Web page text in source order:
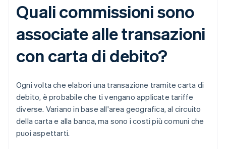
Quali commissioni sono
associate alle transazioni
con carta di debito?
Ogni volta che elabori una transazione tramite carta di
debito, è probabile che ti vengano applicate tariffe
diverse. Variano in base all'area geografica, al circuito
della carta e alla banca, ma sono i costi più comuni che
puoi aspettarti.